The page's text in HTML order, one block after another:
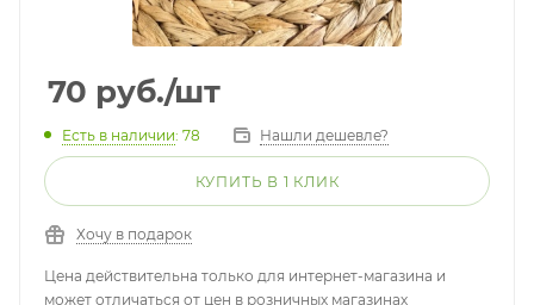
70 руб./шт
Есть в наличии: 78 Нашли дешевле?
КУПИТЬ В 1 КЛИК
Хочу в подарок
Цена действительна только для интернет-магазина и
может отличаться от цен в розничных магазинах